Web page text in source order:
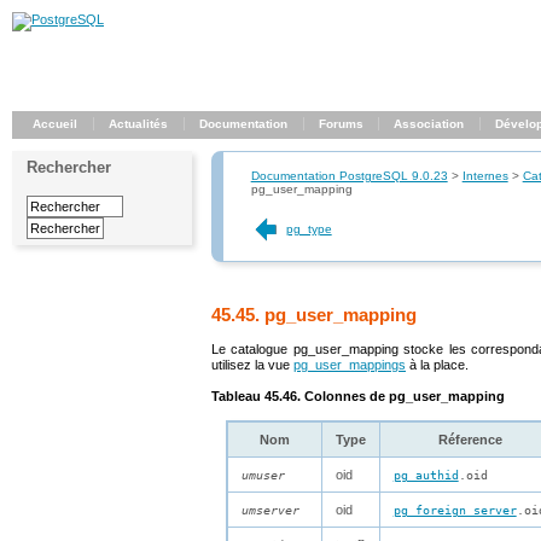
Accueil Actualités Documentation Forums Association
Rechercher Documentation PostgreSQL 9.0.23 > Internes>
pg_user_mapping
pg_type
45.45. pg_user_mapping
Le catalogue pg_user_mappingstocke les
utilisez la vue pg_user_mappings à la place.
Tableau 45.46. Colonnes de pg_user_mapping
Nom Type Réference
umuser oid pg_authid .oid
umserver oid pg_foreign_server